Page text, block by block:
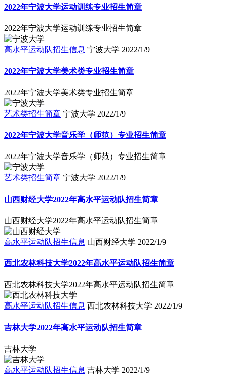
2022年宁波大学运动训练专业招生简章
2022年宁波大学运动训练专业招生简章
高水平运动队招生信息 宁波大学 2022/1/9
2022年宁波大学美术类专业招生简章
2022年宁波大学美术类专业招生简章
艺术类招生简章 宁波大学 2022/1/9
2022年宁波大学音乐学（师范）专业招生简章
2022年宁波大学音乐学（师范）专业招生简章
艺术类招生简章 宁波大学 2022/1/9
山西财经大学2022年高水平运动队招生简章
山西财经大学2022年高水平运动队招生简章
高水平运动队招生信息 山西财经大学 2022/1/9
西北农林科技大学2022年高水平运动队招生简章
西北农林科技大学2022年高水平运动队招生简章
高水平运动队招生信息 西北农林科技大学 2022/1/9
吉林大学2022年高水平运动队招生简章
吉林大学
高水平运动队招生信息 吉林大学 2022/1/9